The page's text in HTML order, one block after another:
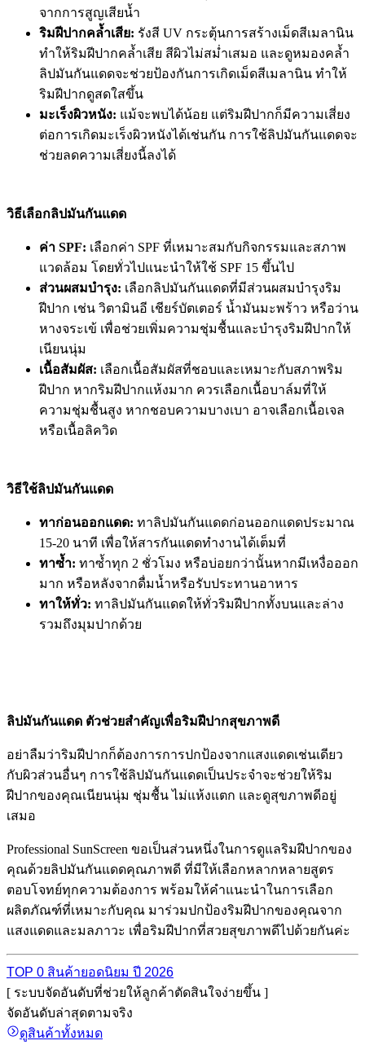
จากการสูญเสียน้ำ
ริมฝีปากคล้ำเสีย: รังสี UV กระตุ้นการสร้างเม็ดสีเมลานิน
ทำให้ริมฝีปากคล้ำเสีย สีผิวไม่สม่ำเสมอ และดูหมองคล้ำ
ลิปมันกันแดดจะช่วยป้องกันการเกิดเม็ดสีเมลานิน ทำให้
ริมฝีปากดูสดใสขึ้น
มะเร็งผิวหนัง: แม้จะพบได้น้อย แต่ริมฝีปากก็มีความเสี่ยง
ต่อการเกิดมะเร็งผิวหนังได้เช่นกัน การใช้ลิปมันกันแดดจะ
ช่วยลดความเสี่ยงนี้ลงได้
วิธีเลือกลิปมันกันแดด
ค่า SPF: เลือกค่า SPF ที่เหมาะสมกับกิจกรรมและสภาพ
แวดล้อม โดยทั่วไปแนะนำให้ใช้ SPF 15 ขึ้นไป
ส่วนผสมบำรุง: เลือกลิปมันกันแดดที่มีส่วนผสมบำรุงริม
ฝีปาก เช่น วิตามินอี เชียร์บัตเตอร์ น้ำมันมะพร้าว หรือว่าน
หางจระเข้ เพื่อช่วยเพิ่มความชุ่มชื้นและบำรุงริมฝีปากให้
เนียนนุ่ม
เนื้อสัมผัส: เลือกเนื้อสัมผัสที่ชอบและเหมาะกับสภาพริม
ฝีปาก หากริมฝีปากแห้งมาก ควรเลือกเนื้อบาล์มที่ให้
ความชุ่มชื้นสูง หากชอบความบางเบา อาจเลือกเนื้อเจล
หรือเนื้อลิควิด
วิธีใช้ลิปมันกันแดด
ทาก่อนออกแดด: ทาลิปมันกันแดดก่อนออกแดดประมาณ
15-20 นาที เพื่อให้สารกันแดดทำงานได้เต็มที่
ทาซ้ำ: ทาซ้ำทุก 2 ชั่วโมง หรือบ่อยกว่านั้นหากมีเหงื่อออก
มาก หรือหลังจากดื่มน้ำหรือรับประทานอาหาร
ทาให้ทั่ว: ทาลิปมันกันแดดให้ทั่วริมฝีปากทั้งบนและล่าง
รวมถึงมุมปากด้วย
ลิปมันกันแดด ตัวช่วยสำคัญเพื่อริมฝีปากสุขภาพดี
อย่าลืมว่าริมฝีปากก็ต้องการการปกป้องจากแสงแดดเช่นเดียว
กับผิวส่วนอื่นๆ การใช้ลิปมันกันแดดเป็นประจำจะช่วยให้ริม
ฝีปากของคุณเนียนนุ่ม ชุ่มชื้น ไม่แห้งแตก และดูสุขภาพดีอยู่
เสมอ
Professional SunScreen ขอเป็นส่วนหนึ่งในการดูแลริมฝีปากของ
คุณด้วยลิปมันกันแดดคุณภาพดี ที่มีให้เลือกหลากหลายสูตร
ตอบโจทย์ทุกความต้องการ พร้อมให้คำแนะนำในการเลือก
ผลิตภัณฑ์ที่เหมาะกับคุณ มาร่วมปกป้องริมฝีปากของคุณจาก
แสงแดดและมลภาวะ เพื่อริมฝีปากที่สวยสุขภาพดีไปด้วยกันค่ะ
TOP 0 สินค้ายอดนิยม ปี 2026
[ ระบบจัดอันดับที่ช่วยให้ลูกค้าตัดสินใจง่ายขึ้น ]
จัดอันดับล่าสุดตามจริง
ดูสินค้าทั้งหมด